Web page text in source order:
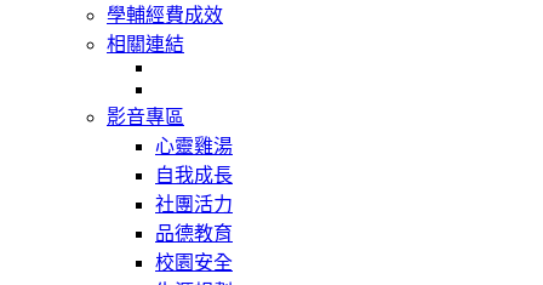
學輔經費成效
相關連結
影音專區
心靈雞湯
自我成長
社團活力
品德教育
校園安全